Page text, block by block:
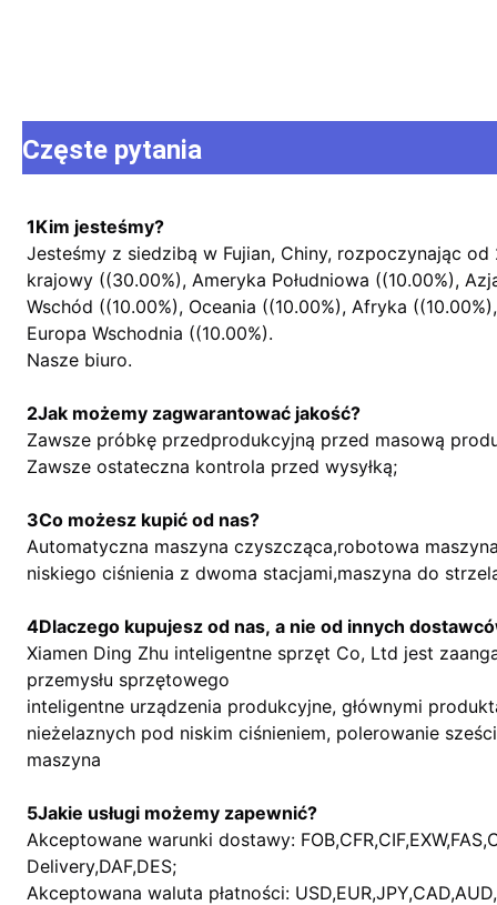
Częste pytania
1Kim jesteśmy?
Jesteśmy z siedzibą w Fujian, Chiny, rozpoczynając
krajowy ((30.00%), Ameryka Południowa ((10.00%),
Wschód ((10.00%), Oceania ((10.00%), Afryka
Europa Wschodnia ((10.00%).
Nasze biuro.
2Jak możemy zagwarantować jakość?
Zawsze próbkę przedprodukcyjną przed masową
Zawsze ostateczna kontrola przed wysyłką;
3Co możesz kupić od nas?
Automatyczna maszyna czyszcząca,robotowa
niskiego ciśnienia z dwoma stacjami,maszyna do
4Dlaczego kupujesz od nas, a nie od innych
Xiamen Ding Zhu inteligentne sprzęt Co, Ltd jest
przemysłu sprzętowego
inteligentne urządzenia produkcyjne, głównymi
nieżelaznych pod niskim ciśnieniem, polerowanie
maszyna
5Jakie usługi możemy zapewnić?
Akceptowane warunki dostawy:
Delivery,DAF,DES;
Akceptowana waluta płatności: